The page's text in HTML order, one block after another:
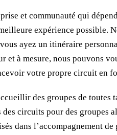
et communauté qui
expérience possible.
ayez un itinéraire
et à mesure, nous pouvons
votre propre circuit en
des groupes de toutes
des circuits pour des groupes
dans l’accompagnement